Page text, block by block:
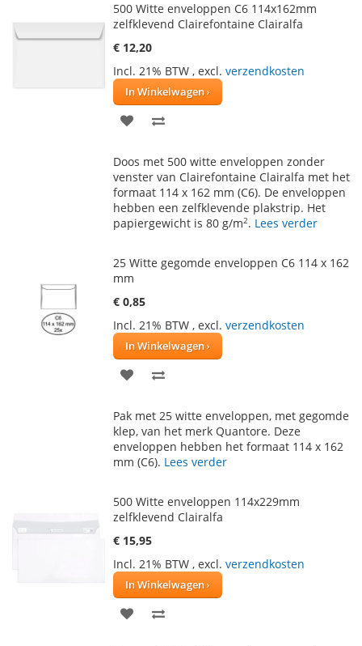
500 Witte enveloppen C6 114x162mm
zelfklevend Clairefontaine Clairalfa
€ 12,20
Incl. 21% BTW , excl. verzendkosten
In Winkelwagen
VOEG
AAN
VERLANGLIJST
TE
VERGELIJKEN
Doos met 500 witte enveloppen zonder
venster van Clairefontaine Clairalfa met het
formaat 114 x 162 mm (C6). De enveloppen
hebben een zelfklevende plakstrip. Het
papiergewicht is 80 g/m2. Lees verder
25 Witte gegomde enveloppen C6 114 x 162
mm
€ 0,85
Incl. 21% BTW , excl. verzendkosten
In Winkelwagen
VOEG
AAN
VERLANGLIJST
TE
VERGELIJKEN
Pak met 25 witte enveloppen, met gegomde
klep, van het merk Quantore. Deze
enveloppen hebben het formaat 114 x 162
mm (C6). Lees verder
500 Witte enveloppen 114x229mm
zelfklevend Clairalfa
€ 15,95
Incl. 21% BTW , excl. verzendkosten
In Winkelwagen
VOEG